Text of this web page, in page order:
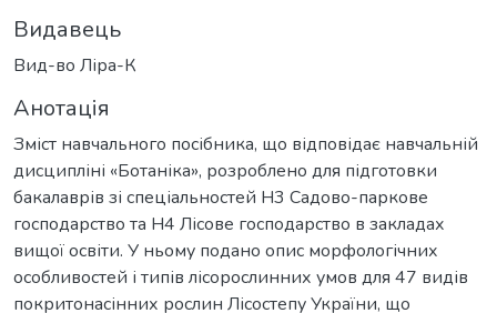
Видавець
Вид-во Ліра-К
Анотація
Зміст навчального посібника, що відповідає навчальній
дисципліні «Ботаніка», розроблено для підготовки
бакалаврів зі спеціальностей Н3 Садово-паркове
господарство та Н4 Лісове господарство в закладах
вищої освіти. У ньому подано опис морфологічних
особливостей і типів лісорослинних умов для 47 видів
покритонасінних рослин Лісостепу України, що